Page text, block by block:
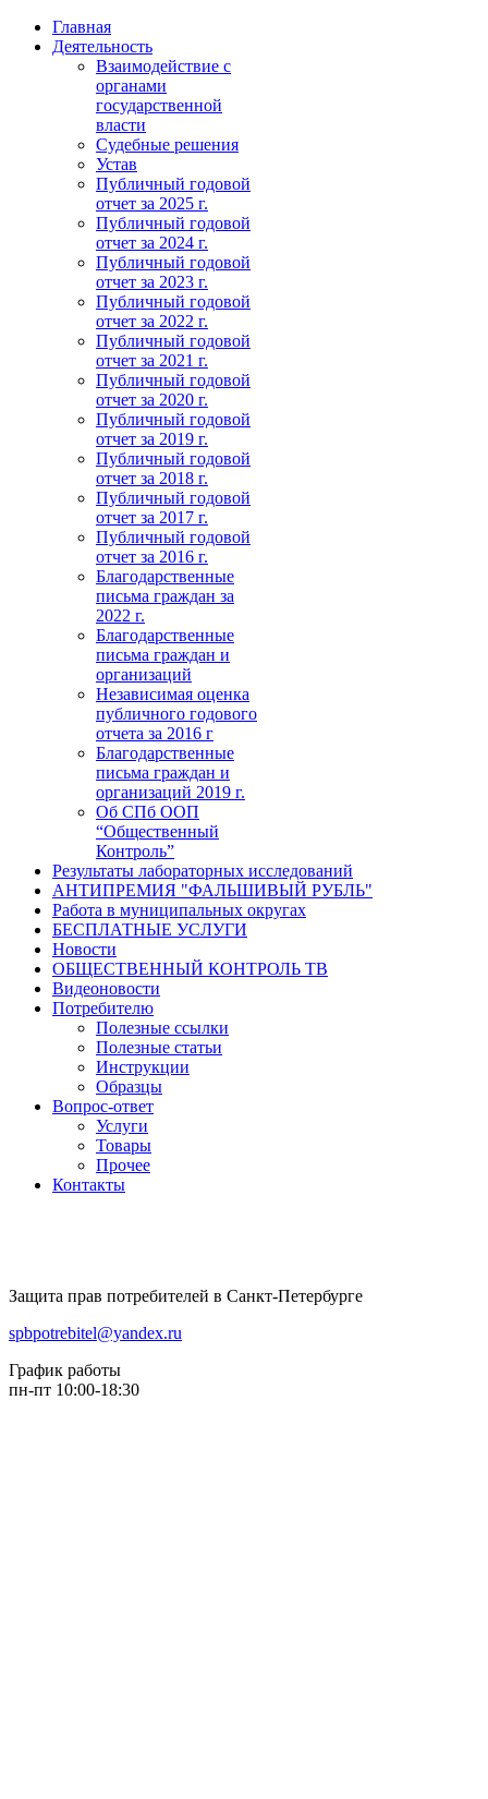
Главная
Деятельность
Взаимодействие с
органами
государственной
власти
Судебные решения
Устав
Публичный годовой
отчет за 2025 г.
Публичный годовой
отчет за 2024 г.
Публичный годовой
отчет за 2023 г.
Публичный годовой
отчет за 2022 г.
Публичный годовой
отчет за 2021 г.
Публичный годовой
отчет за 2020 г.
Публичный годовой
отчет за 2019 г.
Публичный годовой
отчет за 2018 г.
Публичный годовой
отчет за 2017 г.
Публичный годовой
отчет за 2016 г.
Благодарственные
письма граждан за
2022 г.
Благодарственные
письма граждан и
организаций
Независимая оценка
публичного годового
отчета за 2016 г
Благодарственные
письма граждан и
организаций 2019 г.
Об СПб ООП
“Общественный
Контроль”
Результаты лабораторных исследований
АНТИПРЕМИЯ "ФАЛЬШИВЫЙ РУБЛЬ"
Работа в муниципальных округах
БЕСПЛАТНЫЕ УСЛУГИ
Новости
ОБЩЕСТВЕННЫЙ КОНТРОЛЬ ТВ
Видеоновости
Потребителю
Полезные ссылки
Полезные статьи
Инструкции
Образцы
Вопрос-ответ
Услуги
Товары
Прочее
Контакты
Защита прав потребителей в Санкт-Петербурге
spbpotrebitel@yandex.ru
График работы
пн-пт 10:00-18:30